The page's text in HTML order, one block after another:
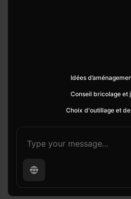
Idées
Conseil bricolage et
Choix d'outillage et